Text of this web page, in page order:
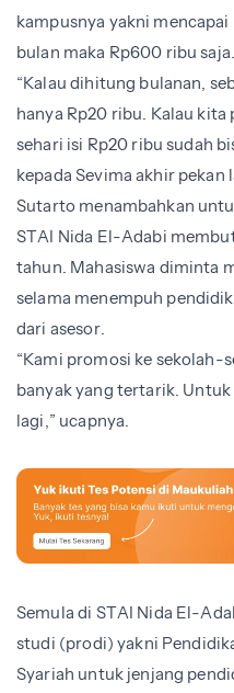
kampusnya yakni
bulan maka Rp600 ribu saja.
“Kalau dihitung bulanan,
hanya Rp20 ribu. Kalau
sehari isi Rp20 ribu sudah
kepada Sevima akhir pekan
Sutarto menambahkan
STAI Nida El-Adabi
tahun. Mahasiswa diminta
selama menempuh
dari asesor.
“Kami promosi ke
banyak yang tertarik. Untuk
lagi,” ucapnya.
Semula di STAI Nida El-
studi (prodi) yakni
Syariah untuk jenjang